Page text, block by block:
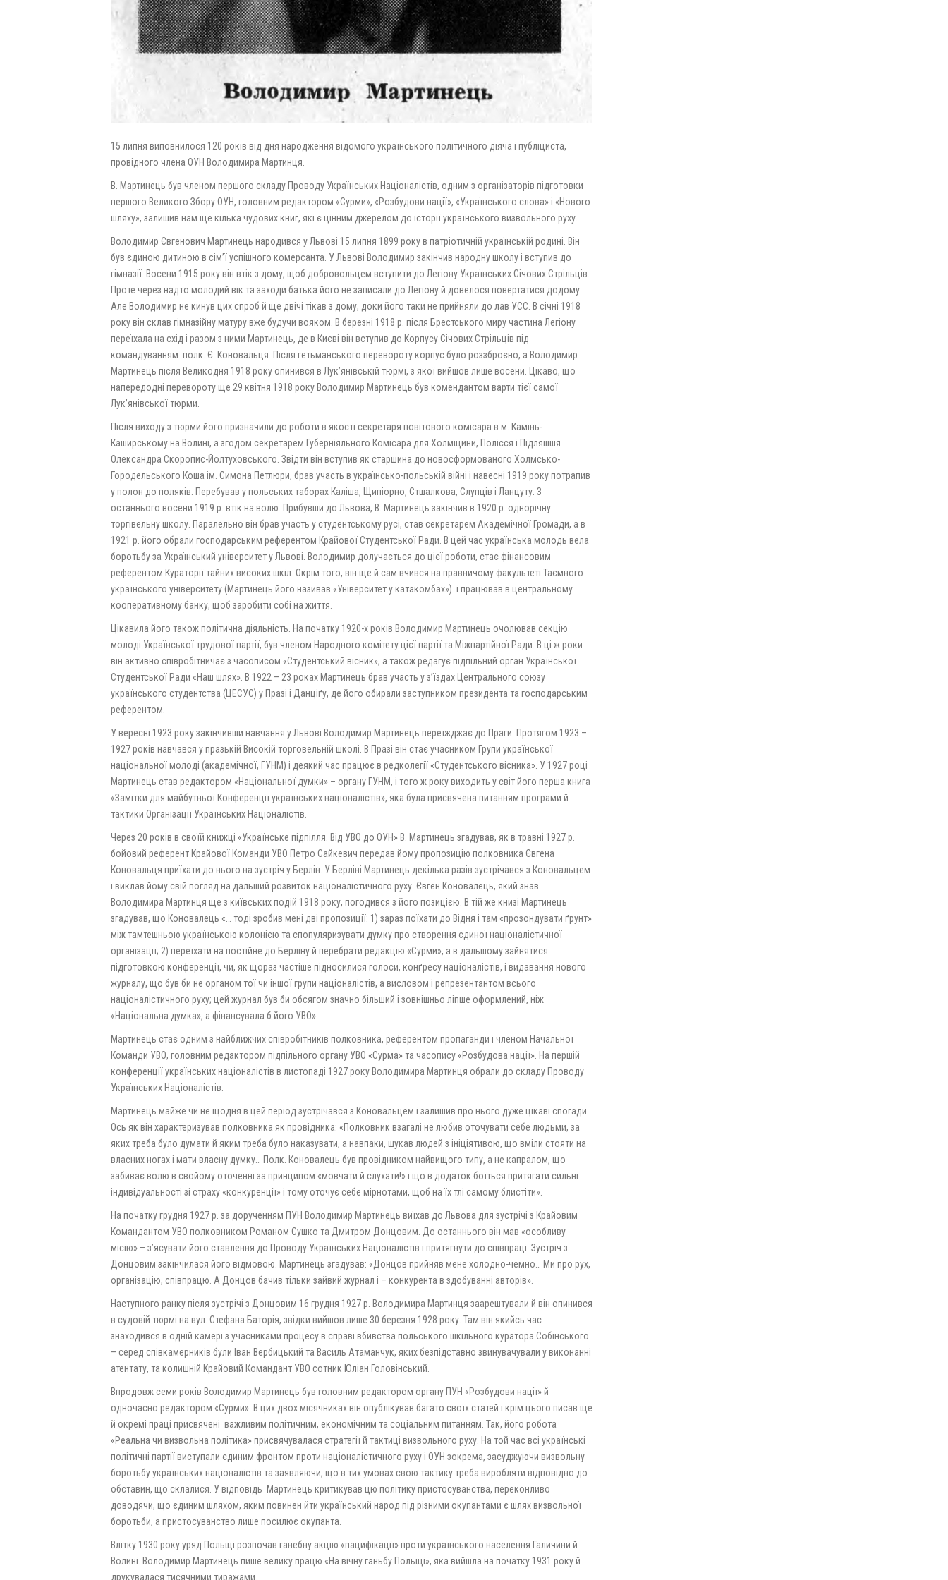
15 липня виповнилося 120 років від дня народження відомого українського політичного діяча і публіциста,
провідного члена ОУН Володимира Мартинця.
В. Мартинець був членом першого складу Проводу Українських Націоналістів, одним з організаторів підготовки
першого Великого Збору ОУН, головним редактором «Сурми», «Розбудови нації», «Українського слова» і «Нового
шляху», залишив нам ще кілька чудових книг, які є цінним джерелом до історії українського визвольного руху.
Володимир Євгенович Мартинець народився у Львові 15 липня 1899 року в патріотичній українській родині. Він
був єдиною дитиною в сім’ї успішного комерсанта. У Львові Володимир закінчив народну школу і вступив до
гімназії. Восени 1915 року він втік з дому, щоб добровольцем вступити до Легіону Українських Січових Стрільців.
Проте через надто молодий вік та заходи батька його не записали до Легіону й довелося повертатися додому.
Але Володимир не кинув цих спроб й ще двічі тікав з дому, доки його таки не прийняли до лав УСС. В січні 1918
року він склав гімназійну матуру вже будучи вояком. В березні 1918 р. після Брестського миру частина Легіону
переїхала на схід і разом з ними Мартинець, де в Києві він вступив до Корпусу Січових Стрільців під
командуванням полк. Є. Коновальця. Після гетьманського перевороту корпус було роззброєно, а Володимир
Мартинець після Великодня 1918 року опинився в Лук’янівській тюрмі, з якої вийшов лише восени. Цікаво, що
напередодні перевороту ще 29 квітня 1918 року Володимир Мартинець був комендантом варти тієї самої
Лук’янівської тюрми.
Після виходу з тюрми його призначили до роботи в якості секретаря повітового комісара в м. Камінь-
Каширському на Волині, а згодом секретарем Губерніяльного Комісара для Холмщини, Полісся і Підляшшя
Олександра Скоропис-Йолтуховського. Звідти він вступив як старшина до новосформованого Холмсько-
Городельського Коша ім. Симона Петлюри, брав участь в українсько-польській війні і навесні 1919 року потрапив
у полон до поляків. Перебував у польських таборах Каліша, Щипіорно, Стшалкова, Слупців і Ланцуту. З
останнього восени 1919 р. втік на волю. Прибувши до Львова, В. Мартинець закінчив в 1920 р. однорічну
торгівельну школу. Паралельно він брав участь у студентському русі, став секретарем Академічної Громади, а в
1921 р. його обрали господарським референтом Крайової Студентської Ради. В цей час українська молодь вела
боротьбу за Український університет у Львові. Володимир долучається до цієї роботи, стає фінансовим
референтом Кураторії тайних високих шкіл. Окрім того, він ще й сам вчився на правничому факультеті Таємного
українського університету (Мартинець його називав «Університет у катакомбах») і працював в центральному
кооперативному банку, щоб заробити собі на життя.
Цікавила його також політична діяльність. На початку 1920-х років Володимир Мартинець очолював секцію
молоді Української трудової партії, був членом Народного комітету цієї партії та Міжпартійної Ради. В ці ж роки
він активно співробітничає з часописом «Студентський вісник», а також редагує підпільний орган Української
Студентської Ради «Наш шлях». В 1922 – 23 роках Мартинець брав участь у з’їздах Центрального союзу
українського студентства (ЦЕСУС) у Празі і Данціґу, де його обирали заступником президента та господарським
референтом.
У вересні 1923 року закінчивши навчання у Львові Володимир Мартинець переїжджає до Праги. Протягом 1923 –
1927 років навчався у празькій Високій торговельній школі. В Празі він стає учасником Групи української
національної молоді (академічної, ГУНМ) і деякий час працює в редколегії «Студентського вісника». У 1927 році
Мартинець став редактором «Національної думки» – органу ГУНМ, і того ж року виходить у світ його перша книга
«Замітки для майбутньої Конференції українських націоналістів», яка була присвячена питанням програми й
тактики Організації Українських Націоналістів.
Через 20 років в своїй книжці «Українське підпілля. Від УВО до ОУН» В. Мартинець згадував, як в травні 1927 р.
бойовий референт Крайової Команди УВО Петро Сайкевич передав йому пропозицію полковника Євгена
Коновальця приїхати до нього на зустріч у Берлін. У Берліні Мартинець декілька разів зустрічався з Коновальцем
і виклав йому свій погляд на дальший розвиток націоналістичного руху. Євген Коновалець, який знав
Володимира Мартинця ще з київських подій 1918 року, погодився з його позицією. В тій же книзі Мартинець
згадував, що Коновалець «… тоді зробив мені дві пропозиції: 1) зараз поїхати до Відня і там «прозондувати ґрунт»
між тамтешньою українською колонією та спопуляризувати думку про створення єдиної націоналістичної
організації; 2) переїхати на постійне до Берліну й перебрати редакцію «Сурми», а в дальшому зайнятися
підготовкою конференції, чи, як щораз частіше підносилися голоси, конґресу націоналістів, і видавання нового
журналу, що був би не органом тої чи іншої групи націоналістів, а висловом і репрезентантом всього
націоналістичного руху; цей журнал був би обсягом значно більший і зовнішньо ліпше оформлений, ніж
«Національна думка», а фінансувала б його УВО».
Мартинець стає одним з найближчих співробітників полковника, референтом пропаганди і членом Начальної
Команди УВО, головним редактором підпільного органу УВО «Сурма» та часопису «Розбудова нації». На першій
конференції українських націоналістів в листопаді 1927 року Володимира Мартинця обрали до складу Проводу
Українських Націоналістів.
Мартинець майже чи не щодня в цей період зустрічався з Коновальцем і залишив про нього дуже цікаві спогади.
Ось як він характеризував полковника як провідника: «Полковник взагалі не любив оточувати себе людьми, за
яких треба було думати й яким треба було наказувати, а навпаки, шукав людей з ініціятивою, що вміли стояти на
власних ногах і мати власну думку… Полк. Коновалець був провідником найвищого типу, а не капралом, що
забиває волю в свойому оточенні за принципом «мовчати й слухати!» і що в додаток боїться притягати сильні
індивідуальності зі страху «конкуренції» і тому оточує себе мірнотами, щоб на їх тлі самому блистіти».
На початку грудня 1927 р. за дорученням ПУН Володимир Мартинець виїхав до Львова для зустрічі з Крайовим
Командантом УВО полковником Романом Сушко та Дмитром Донцовим. До останнього він мав «особливу
місію» – з’ясувати його ставлення до Проводу Українських Націоналістів і притягнути до співпраці. Зустріч з
Донцовим закінчилася його відмовою. Мартинець згадував: «Донцов прийняв мене холодно-чемно… Ми про рух,
організацію, співпрацю. А Донцов бачив тільки зайвий журнал і – конкурента в здобуванні авторів».
Наступного ранку після зустрічі з Донцовим 16 грудня 1927 р. Володимира Мартинця заарештували й він опинився
в судовій тюрмі на вул. Стефана Баторія, звідки вийшов лише 30 березня 1928 року. Там він якийсь час
знаходився в одній камері з учасниками процесу в справі вбивства польського шкільного куратора Собінського
– серед співкамерників були Іван Вербицький та Василь Атаманчук, яких безпідставно звинувачували у виконанні
атентату, та колишній Крайовий Командант УВО сотник Юліан Головінський.
Впродовж семи років Володимир Мартинець був головним редактором органу ПУН «Розбудови нації» й
одночасно редактором «Сурми». В цих двох місячниках він опублікував багато своїх статей і крім цього писав ще
й окремі праці присвячені важливим політичним, економічним та соціальним питанням. Так, його робота
«Реальна чи визвольна політика» присвячувалася стратегії й тактиці визвольного руху. На той час всі українські
політичні партії виступали єдиним фронтом проти націоналістичного руху і ОУН зокрема, засуджуючи визвольну
боротьбу українських націоналістів та заявляючи, що в тих умовах свою тактику треба виробляти відповідно до
обставин, що склалися. У відповідь Мартинець критикував цю політику пристосуванства, переконливо
доводячи, що єдиним шляхом, яким повинен йти український народ під різними окупантами є шлях визвольної
боротьби, а пристосуванство лише посилює окупанта.
Влітку 1930 року уряд Польщі розпочав ганебну акцію «пацифікації» проти українського населення Галичини й
Волині. Володимир Мартинець пише велику працю «На вічну ганьбу Польщі», яка вийшла на початку 1931 року й
друкувалася тисячними тиражами.